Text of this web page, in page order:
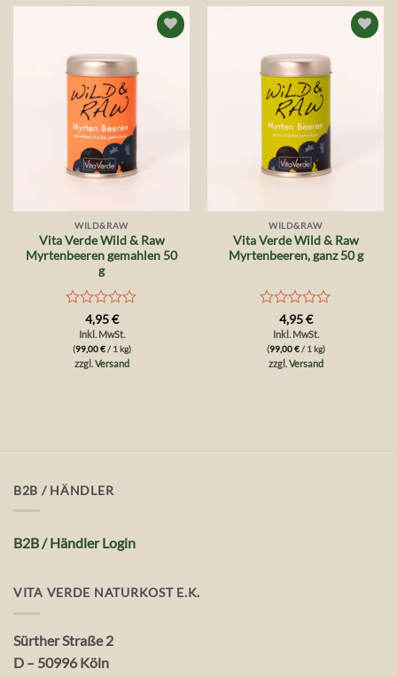
Wunschliste
WILD&RAW
Vita Verde Wild & Raw
Myrtenbeeren gemahlen 50
g
Bewertet
mit
0
von
4,95€
Inkl. MwSt.
(99,00€/ 1 kg)
zzgl.Versand
Wunschliste
WILD&RAW
Vita Verde Wild & Raw
Myrtenbeeren, ganz 50 g
Bewertet
mit
0
von
4,95€
Inkl. MwSt.
(99,00€/ 1 kg)
zzgl.Versand
B2B / HÄNDLER
B2B / Händler Login
VITA VERDE NATURKOST E.K.
Sürther Straße 2
D – 50996 Köln